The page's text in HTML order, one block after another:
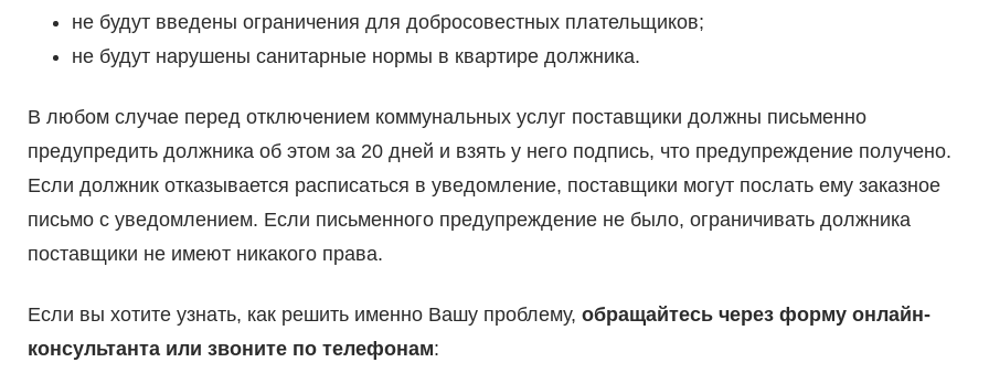
не будут введены ограничения для добросовестных плательщиков;
не будут нарушены санитарные нормы в квартире должника.
В любом случае перед отключением коммунальных услуг поставщики должны письменно
предупредить должника об этом за 20 дней и взять у него подпись, что предупреждение получено.
Если должник отказывается расписаться в уведомление, поставщики могут послать ему заказное
письмо с уведомлением. Если письменного предупреждение не было, ограничивать должника
поставщики не имеют никакого права.
Если вы хотите узнать, как решить именно Вашу проблему, обращайтесь через форму онлайн-
консультанта или звоните по телефонам: